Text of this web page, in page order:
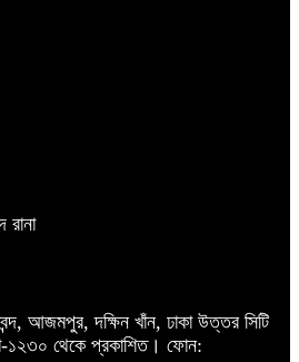
আজমপুর, দক্ষিন খাঁন, ঢাকা উত্তর সিটি
১২৩০ থেকে প্রকাশিত। ফোন: